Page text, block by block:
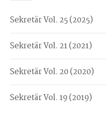
Sekretär Vol. 25 (2025)
Sekretär Vol. 21 (2021)
Sekretär Vol. 20 (2020)
Sekretär Vol. 19 (2019)